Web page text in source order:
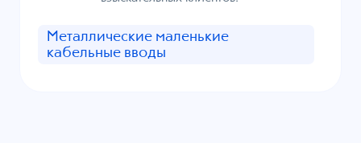
Металлические маленькие
кабельные вводы